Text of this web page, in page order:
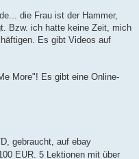
die Frau ist der Hammer,
Bzw. ich hatte keine Zeit, mich
Es gibt Videos auf
More"! Es gibt eine Online-
gebraucht, auf ebay
EUR. 5 Lektionen mit über